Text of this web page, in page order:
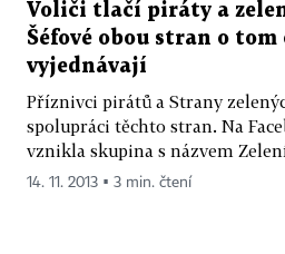
Voliči tlačí piráty a
Šéfové obou stran o
vyjednávají
Příznivci pirátů a Strany
spolupráci těchto stran. Na
vznikla skupina s názvem
14. 11. 2013 ▪ 3 min. čtení